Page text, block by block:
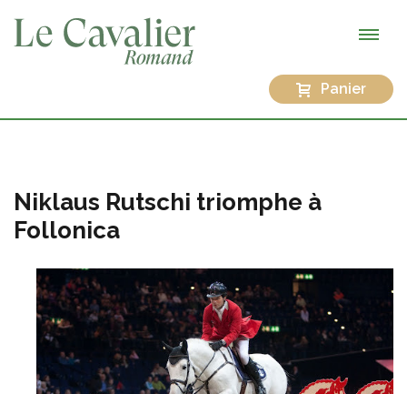
Panier
Niklaus Rutschi triomphe à
Follonica